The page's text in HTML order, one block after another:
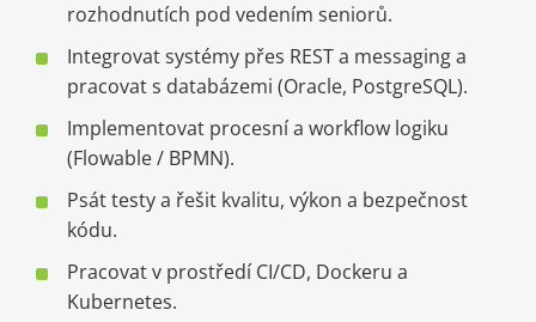
rozhodnutích pod vedením seniorů.
Integrovat systémy přes REST a messaging a
pracovat s databázemi (Oracle, PostgreSQL).
Implementovat procesní a workflow logiku
(Flowable / BPMN).
Psát testy a řešit kvalitu, výkon a bezpečnost
kódu.
Pracovat v prostředí CI/CD, Dockeru a
Kubernetes.